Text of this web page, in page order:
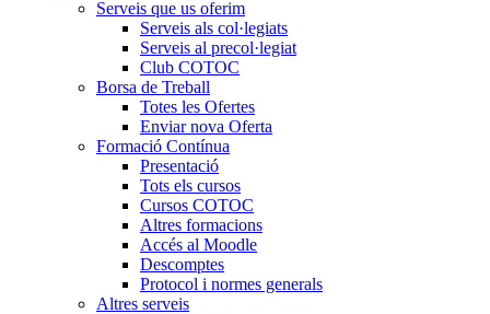
Serveis que us oferim
Serveis als col·legiats
Serveis al precol·legiat
Club COTOC
Borsa de Treball
Totes les Ofertes
Enviar nova Oferta
Formació Contínua
Presentació
Tots els cursos
Cursos COTOC
Altres formacions
Accés al Moodle
Descomptes
Protocol i normes generals
Altres serveis